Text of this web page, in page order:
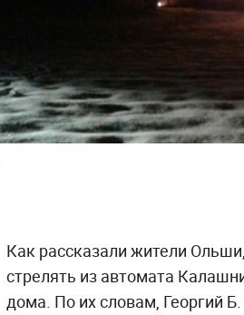
Как рассказали жители
стрелять из автомата
дома. По их словам, Георгий